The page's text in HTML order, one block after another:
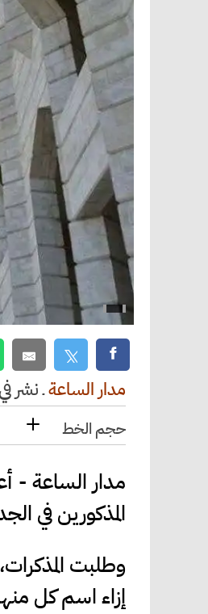
مدار الساعةـنشر في 2025/09/03 الساعة
حجم الخط
مدار الساعة -
المذكورين في
إزاء اسم كل منهم